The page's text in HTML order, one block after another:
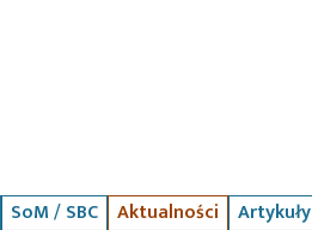
SoM / SBC Aktualności
Artykuły